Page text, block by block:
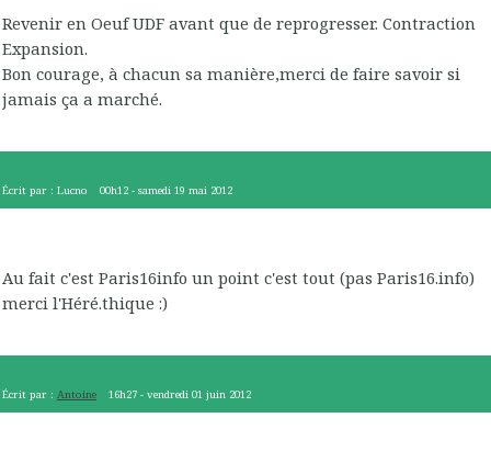
Revenir en Oeuf UDF avant que de reprogresser. Contraction
Expansion.
Bon courage, à chacun sa manière,merci de faire savoir si
jamais ça a marché.
Écrit par : Lucno 00h12 -samedi 19 mai 2012
Au fait c'est Paris16info un point c'est tout (pas Paris16.info)
merci l'Héré.thique :)
Écrit par : Antoine 16h27 -vendredi 01 juin 2012